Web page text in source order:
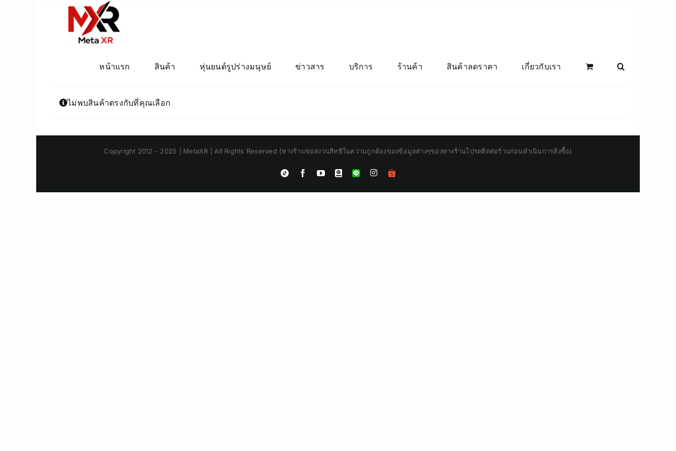
หน้าแรก
สินค้า หุ่นยนต์รูปร่างมนุษย์ ข่าวสาร บริการ ร้านค้า สินค้าลดราคา เกี่ยวกับเรา
ไม่พบสินค้าตรงกับที่คุณเลือก
Copyright 2012 - 2025 | MetaXR | All Rights Reserved (ทางร้านขอสงวนสิทธิในความถูกต้องของข้อมูลต่างๆของทางร้านโปรดติดต่อร้านก่อนดำเนินการสั่งซื้อ)
Tiktok FacebookYouTube
Blogger
LINE
Instagram
Shopee